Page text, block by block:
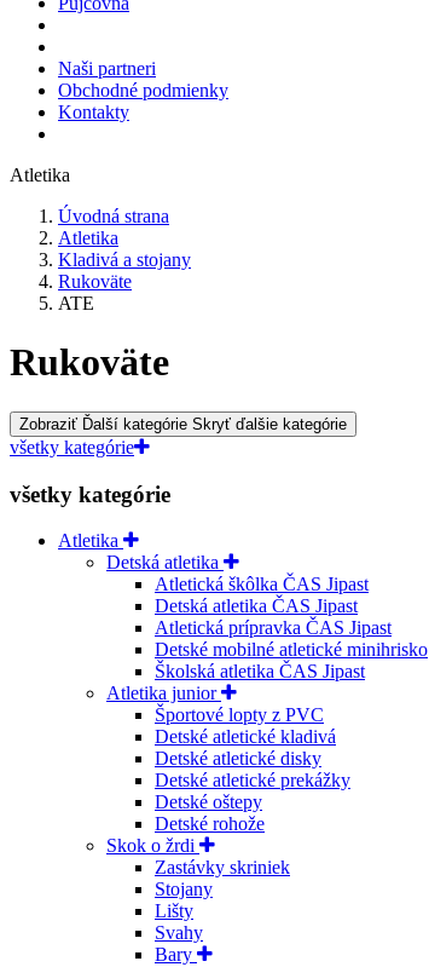
Naši partneri
Obchodné podmienky
Kontakty
Atletika
Úvodná strana
Atletika
Kladivá a stojany
Rukoväte
ATE
Rukoväte
Zobraziť Ďalší kategórie Skryť ďalšie kategórie
všetky kategórie
všetky kategórie
Atletika
Detská atletika
Atletická škôlka ČAS Jipast
Detská atletika ČAS Jipast
Atletická prípravka ČAS Jipast
Detské mobilné atletické minihrisko
Školská atletika ČAS Jipast
Atletika junior
Športové lopty z PVC
Detské atletické kladivá
Detské atletické disky
Detské atletické prekážky
Detské oštepy
Detské rohože
Skok o žrdi
Zastávky skriniek
Stojany
Lišty
Svahy
Bary